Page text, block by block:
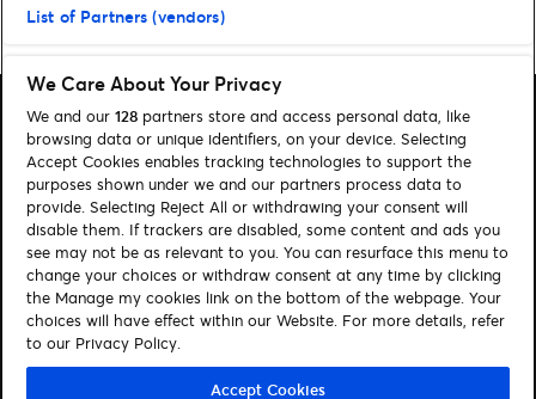
Home» MUSIQUE»New Music : Wet Leg
Rechercher
Gérer mes cookies
Aide / Contact
Suivez-nous
Visit Facebook (opens in a new window)
Visit Twitter (opens in a new window)
Visit Youtube (opens in a new window)
Visit LinkedIn (opens in a new window)
List of Partners (vendors)
We Care About Your Privacy
We and our 128 partners store and access personal data, like
browsing data or unique identifiers, on your device. Selecting
Accept Cookies enables tracking technologies to support the
purposes shown under we and our partners process data to
provide. Selecting Reject All or withdrawing your consent will
disable them. If trackers are disabled, some content and ads you
see may not be as relevant to you. You can resurface this menu to
change your choices or withdraw consent at any time by clicking
the Manage my cookies link on the bottom of the webpage. Your
choices will have effect within our Website. For more details, refer
to our Privacy Policy.
Accept Cookies